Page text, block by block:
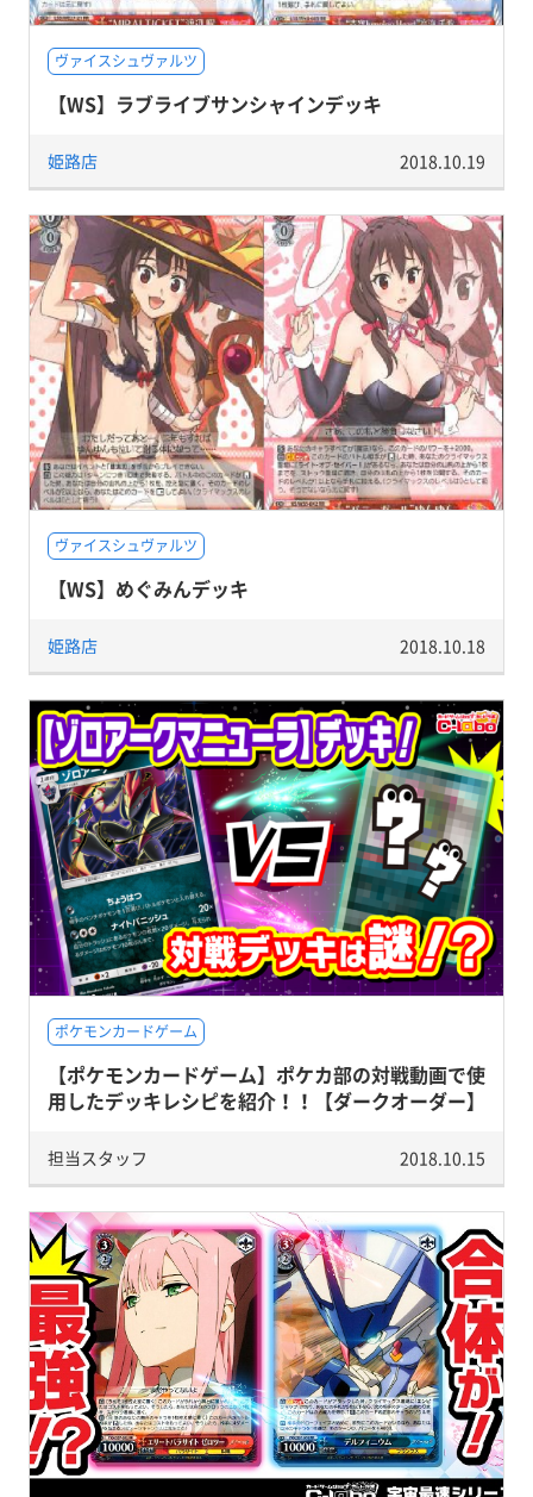
ヴァイスシュヴァルツ
【WS】ラブライブサンシャインデッキ
姫路店 2018.10.19
ヴァイスシュヴァルツ
【WS】めぐみんデッキ
姫路店 2018.10.18
ポケモンカードゲーム
【ポケモンカードゲーム】ポケカ部の対戦動画で使
用したデッキレシピを紹介！！【ダークオーダー】
担当スタッフ 2018.10.15